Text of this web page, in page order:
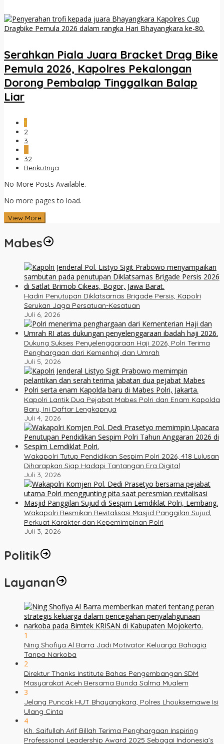
Serahkan Piala Juara Bracket Drag Bike
Pemula 2026, Kapolres Pekalongan
Dorong Pembalap Tinggalkan Balap
Liar
1
2
3
…
32
Berikutnya
No More Posts Available.
No more pages to load.
View More
Mabes
Hadiri Penutupan Diklatsarnas Brigade Persis, Kapolri
Serukan Jaga Persatuan-Kesatuan
Juli 6, 2026
Dukung Sukses Penyelenggaraan Haji 2026, Polri Terima
Penghargaan dari Kemenhaj dan Umrah
Juli 5, 2026
Kapolri Lantik Dua Pejabat Mabes Polri dan Enam Kapolda
Baru, Ini Daftar Lengkapnya
Juli 4, 2026
Wakapolri Tutup Pendidikan Sespim Polri 2026, 418 Lulusan
Diharapkan Siap Hadapi Tantangan Era Digital
Juli 3, 2026
Wakapolri Resmikan Revitalisasi Masjid Panggilan Sujud,
Perkuat Karakter dan Kepemimpinan Polri
Juli 3, 2026
Politik
Layanan
1
Ning Shofiya Al Barra Jadi Motivator Keluarga Bahagia
Tanpa Narkoba
2
Direktur Thanks Institute Bahas Pengembangan SDM
Masyarakat Aceh Bersama Bunda Salma Mualem
3
Jelang Puncak HUT Bhayangkara, Polres Lhouksemawe Isi
Ulang Cinta
4
Kh. Saifullah Arif Billah Terima Penghargaan Inspiring
Professional Leadership Award 2025 Sebagai Indonesia’s